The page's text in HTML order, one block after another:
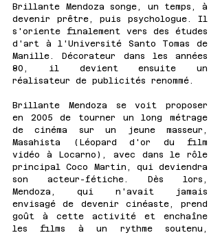
Brillante Mendoza songe, un temps, à
devenir prêtre, puis psychologue. Il
s'oriente finalement vers des études
d'art à l'Université Santo Tomas de
Manille. Décorateur dans les années
80, il devient ensuite un
réalisateur de publicités renommé.
Brillante Mendoza se voit proposer
en 2005 de tourner un long métrage
de cinéma sur un jeune masseur,
Masahista (Léopard d'or du film
vidéo à Locarno), avec dans le rôle
principal Coco Martin, qui deviendra
son acteur-fétiche. Dès lors,
Mendoza, qui n'avait jamais
envisagé de devenir cinéaste, prend
goût à cette activité et enchaîne
les films à un rythme soutenu,